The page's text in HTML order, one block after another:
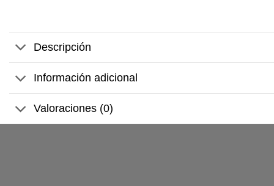
Descripción
Información adicional
Valoraciones (0)